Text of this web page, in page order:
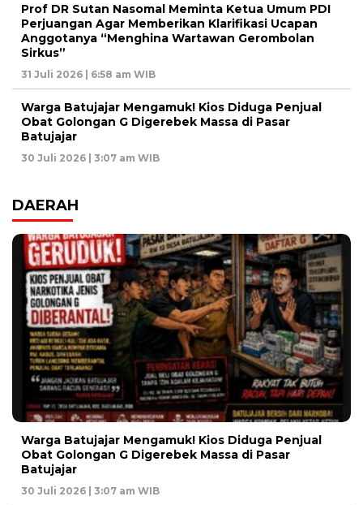
Prof DR Sutan Nasomal Meminta Ketua Umum PDI
Perjuangan Agar Memberikan Klarifikasi Ucapan
Anggotanya “Menghina Wartawan Gerombolan
Sirkus”
31 Juli 2026 | 6:58 am WIB
Warga Batujajar Mengamuk! Kios Diduga Penjual
Obat Golongan G Digerebek Massa di Pasar
Batujajar
30 Juli 2026 | 3:07 am WIB
DAERAH
Warga Batujajar Mengamuk! Kios Diduga Penjual
Obat Golongan G Digerebek Massa di Pasar
Batujajar
30 Juli 2026 | 3:07 am WIB